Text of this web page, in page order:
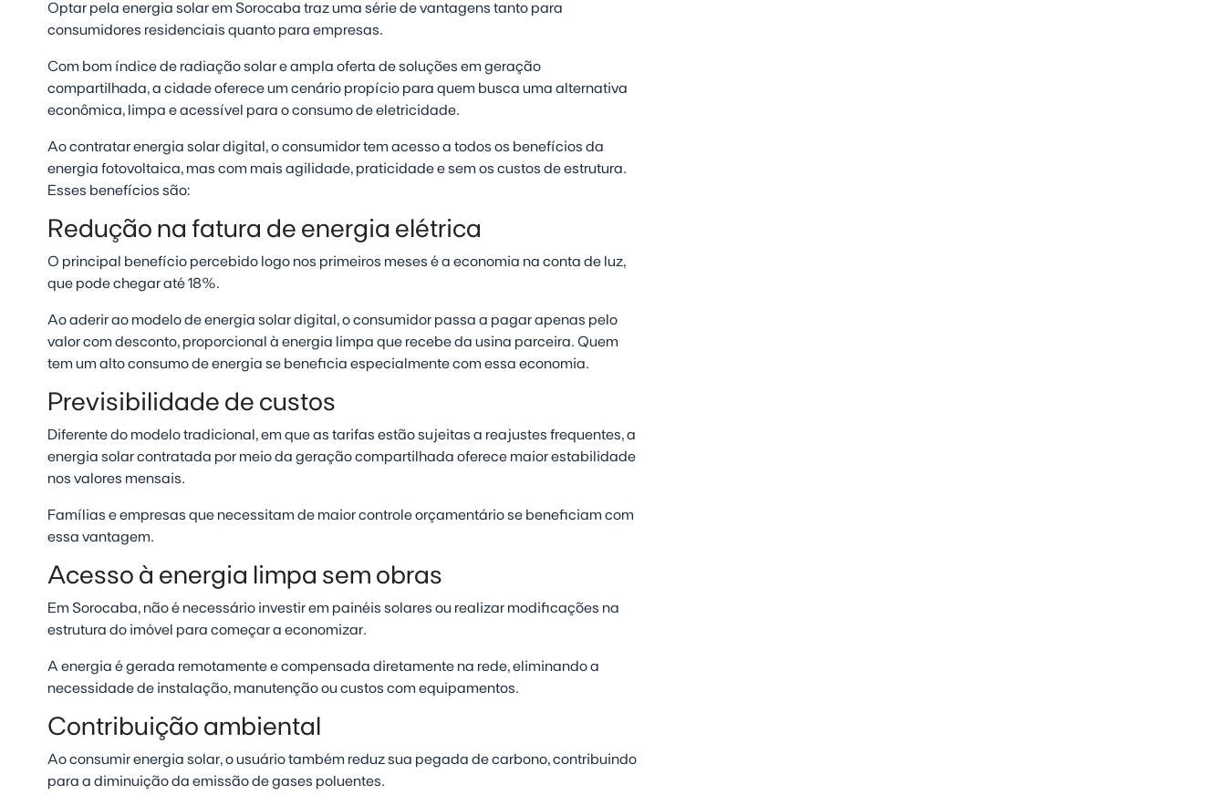
Optar pela energia solar em Sorocaba traz uma série de vantagens tanto para
consumidores residenciais quanto para empresas.
Com bom índice de radiação solar e ampla oferta de soluções em geração
compartilhada, a cidade oferece um cenário propício para quem busca uma alternativa
econômica, limpa e acessível para o consumo de eletricidade.
Ao contratar energia solar digital, o consumidor tem acesso a todos os benefícios da
energia fotovoltaica, mas com mais agilidade, praticidade e sem os custos de estrutura.
Esses benefícios são:
Redução na fatura de energia elétrica
O principal benefício percebido logo nos primeiros meses é a economia na conta de luz,
que pode chegar até 18%.
Ao aderir ao modelo de energia solar digital, o consumidor passa a pagar apenas pelo
valor com desconto, proporcional à energia limpa que recebe da usina parceira. Quem
tem um alto consumo de energia se beneficia especialmente com essa economia.
Previsibilidade de custos
Diferente do modelo tradicional, em que as tarifas estão sujeitas a reajustes frequentes, a
energia solar contratada por meio da geração compartilhada oferece maior estabilidade
nos valores mensais.
Famílias e empresas que necessitam de maior controle orçamentário se beneficiam com
essa vantagem.
Acesso à energia limpa sem obras
Em Sorocaba, não é necessário investir em painéis solares ou realizar modificações na
estrutura do imóvel para começar a economizar.
A energia é gerada remotamente e compensada diretamente na rede, eliminando a
necessidade de instalação, manutenção ou custos com equipamentos.
Contribuição ambiental
Ao consumir energia solar, o usuário também reduz sua pegada de carbono, contribuindo
para a diminuição da emissão de gases poluentes.